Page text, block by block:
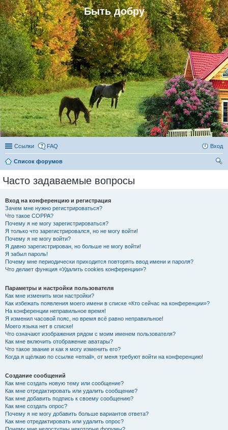
Быть добру
Ссылки FAQ Вход
Список форумов
Часто задаваемые вопросы
Вход на конференцию и регистрация
Зачем мне нужно регистрироваться?
Что такое COPPA?
Почему я не могу зарегистрироваться?
Я только что зарегистрировался, но не могу войти!
Почему я не могу войти?
Я давно зарегистрирован, но больше не могу войти!
Я забыл пароль!
Почему мне периодически приходится повторять ввод имени и пароля?
Что делает функция «Удалить cookies конференции»?
Параметры и настройки пользователя
Как мне изменить мои настройки?
Как избежать появления моего имени в списке «Кто сейчас на конференции»?
На конференции неправильное время!
Я изменил часовой пояс, но время всё равно неправильное!
Моего языка нет в списке!
Что означают изображения рядом с моим именем пользователя?
Как мне включить отображение аватары?
Что такое звание и как я могу изменить его?
Когда я щёлкаю по ссылке «email», от меня требуют войти на конференцию!
Создание сообщений
Как мне создать новую тему или сообщение?
Как мне отредактировать или удалить сообщение?
Как мне добавить подпись к своему сообщению?
Как мне создать опрос?
Почему я не могу добавить больше вариантов ответа?
Как мне отредактировать или удалить опрос?